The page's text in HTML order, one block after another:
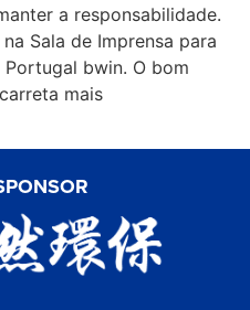
a responsabilidade.
Sala de Imprensa para
Portugal bwin. O bom
mais